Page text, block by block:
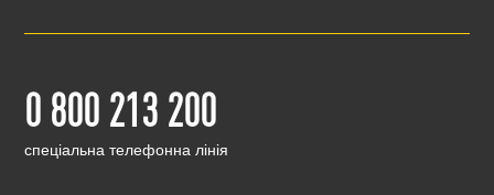
0 800 213 200
cпеціальна телефонна лінія